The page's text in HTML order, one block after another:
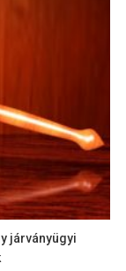
járványügyi